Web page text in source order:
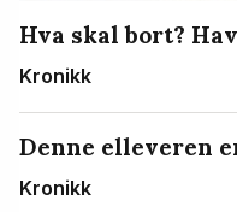
Hva skal bort?
Kronikk
Denne elleveren
Kronikk